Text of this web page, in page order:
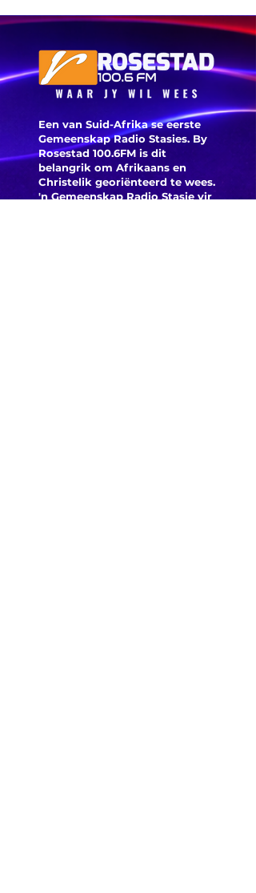
Een van Suid-Afrika se eerste
Gemeenskap Radio Stasies. By
Rosestad 100.6FM is dit
belangrik om Afrikaans en
Christelik georiënteerd te wees.
'n Gemeenskap Radio Stasie vir